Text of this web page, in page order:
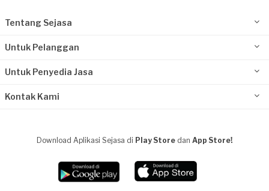
Tentang Sejasa
Untuk Pelanggan
Untuk Penyedia Jasa
Kontak Kami
Download Aplikasi Sejasa di Play Store dan App Store!